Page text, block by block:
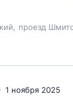
проезд
1 ноября 2025